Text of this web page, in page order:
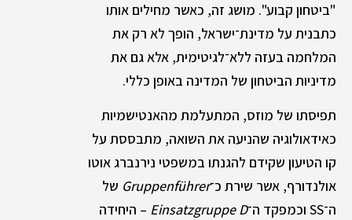
"ביטחון קבוע". מושג זה, כאשר מחילים אותו
כתבנית על מדינת־ישראל, הופך לא רק את
המלחמה בעזה ללא־לגיטימית, אלא גם את
מדיניות הביטחון של המדינה באופן כללי.
תפיסתו של מוזס, המתעלמת מהאנטישמיות
כאידאולוגיה שהניעה את השואה, מתבססת על
קו הטיעון שקידם להגנתו במשפטי נירנברג אוטו
אולנדורף, אשר שירת כ־Gruppenführerשל
ה־SS וכמפקד ה־
Einsatzgruppe D– היחידה